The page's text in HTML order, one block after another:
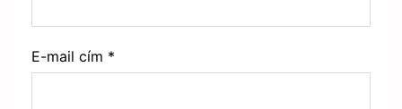
E-mail cím *